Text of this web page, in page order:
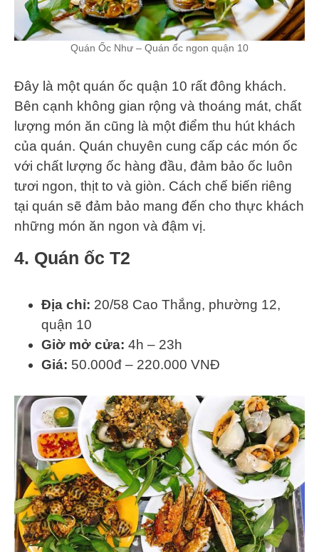
Quán Ốc Như – Quán ốc ngon quận 10
Đây là một quán ốc quận 10 rất đông khách.
Bên cạnh không gian rộng và thoáng mát, chất
lượng món ăn cũng là một điểm thu hút khách
của quán. Quán chuyên cung cấp các món ốc
với chất lượng ốc hàng đầu, đảm bảo ốc luôn
tươi ngon, thịt to và giòn. Cách chế biến riêng
tại quán sẽ đảm bảo mang đến cho thực khách
những món ăn ngon và đậm vị.
4. Quán ốc T2
Địa chỉ: 20/58 Cao Thắng, phường 12,
quận 10
Giờ mở cửa: 4h – 23h
Giá: 50.000đ – 220.000 VNĐ